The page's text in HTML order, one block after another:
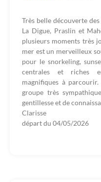
Très belle découverte
La Digue, Praslin et
plusieurs moments très
mer est un merveilleux
pour le snorkeling,
centrales et riches
magnifiques à
groupe très
gentillesse et de
Clarisse
départ du 04/05/2026